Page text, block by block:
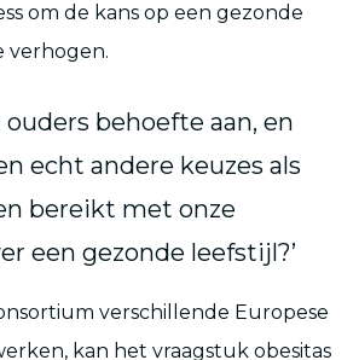
om de kans op een gezonde
verhogen.
ouders behoefte aan, en
echt andere keuzes als
bereikt met onze
een gezonde leefstijl?’
verschillende Europese
kan het vraagstuk obesitas